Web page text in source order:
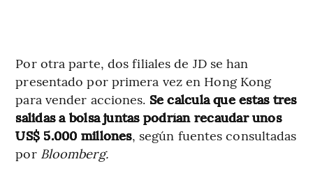
Por otra parte, dos filiales de JD se han
presentado por primera vez en Hong Kong
para vender acciones. Se calcula que estas tres
salidas a bolsa juntas podrían recaudar unos
US$ 5.000 millones, según fuentes consultadas
por Bloomberg.